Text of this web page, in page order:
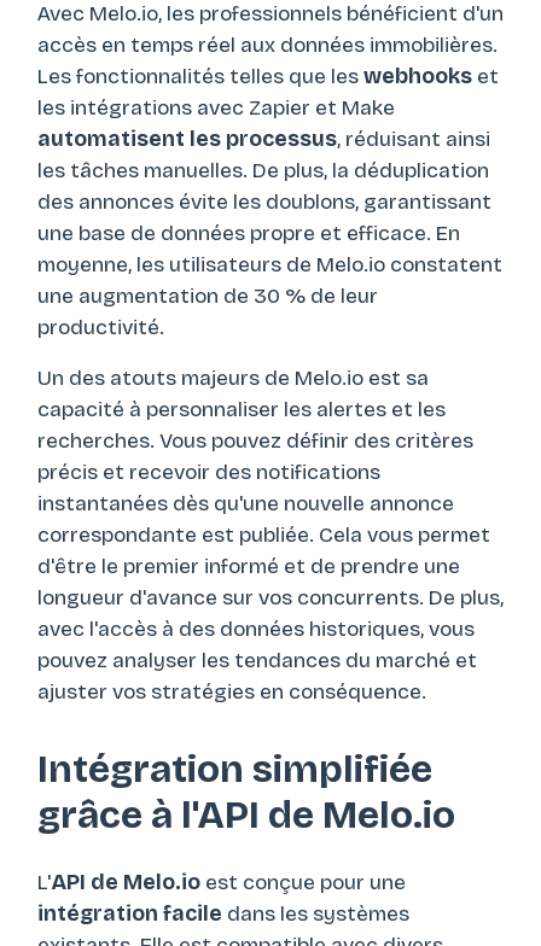
Avec Melo.io, les professionnels bénéficient d'un
accès en temps réel aux données immobilières.
Les fonctionnalités telles que leswebhooks et
les intégrations avec Zapier et Make
automatisent les processus, réduisant ainsi
les tâches manuelles. De plus, la déduplication
des annonces évite les doublons, garantissant
une base de données propre et efficace. En
moyenne, les utilisateurs de Melo.io constatent
une augmentation de 30 % de leur
productivité.
Un des atouts majeurs de Melo.io est sa
capacité à personnaliser les alertes et les
recherches. Vous pouvez définir des critères
précis et recevoir des notifications
instantanées dès qu'une nouvelle annonce
correspondante est publiée. Cela vous permet
d'être le premier informé et de prendre une
longueur d'avance sur vos concurrents. De plus,
avec l'accès à des données historiques, vous
pouvez analyser les tendances du marché et
ajuster vos stratégies en conséquence.
Intégration simplifiée
grâce à l'API de Melo.io
L'API de Melo.io est conçue pour une
intégration facile dans les systèmes